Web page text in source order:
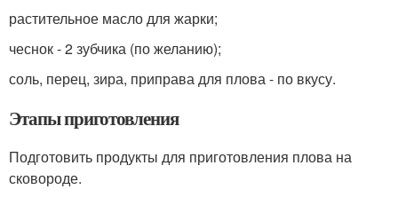
растительное масло для жарки;
чеснок - 2 зубчика (по желанию);
соль, перец, зира, приправа для плова - по вкусу.
Этапы приготовления
Подготовить продукты для приготовления плова на
сковороде.